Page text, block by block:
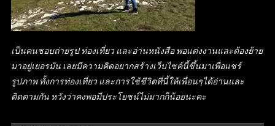
เป็นคนชอบถ่ายรูป ท่องเที่ยว และอ่านหนังสือ พอแต่งงานและต้องย้าย
มาอยู่เยอรมัน เลยมีความคิดอยากสร้างเว็บไซค์นี้ขึ้นมาเพื่อแชร์
รูปภาพ ทั้งการท่องเที่ยว และการใช้ชีวิตที่นี้ให้เพื่อนๆได้อ่านและ
ติดตามกัน หวังว่าคงพอมีประโยชน์ไม่มากก็น้อยนะคะ